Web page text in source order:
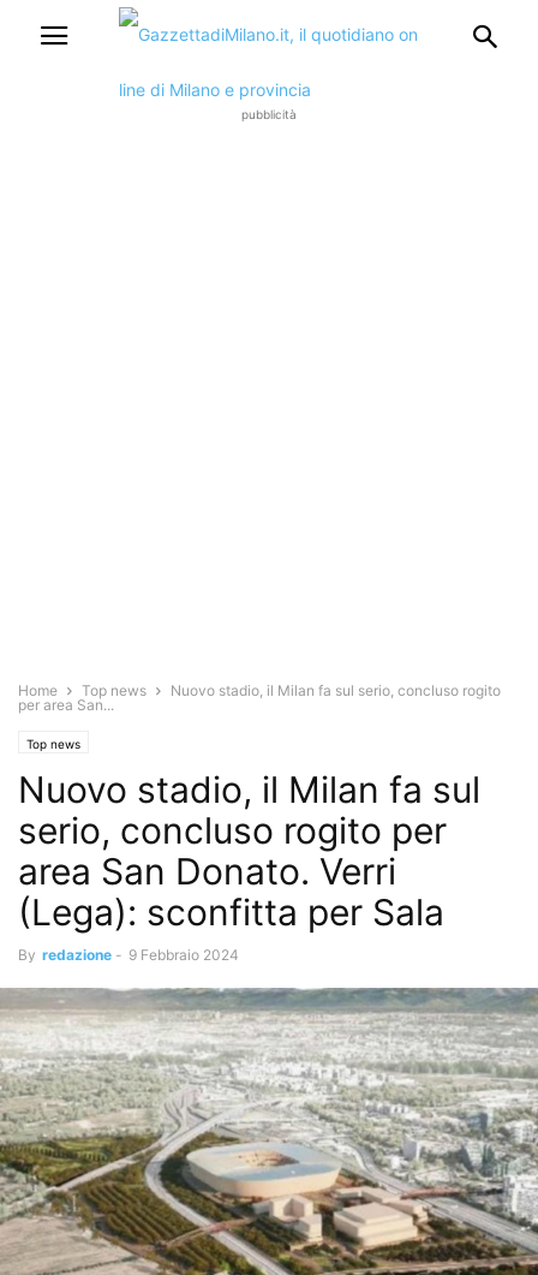
pubblicità
Home Top news
Nuovo stadio, il Milan fa sul serio, concluso rogito
per area San...
Top news
Nuovo stadio, il Milan fa sul
serio, concluso rogito per
area San Donato. Verri
(Lega): sconfitta per Sala
By redazione - 9 Febbraio 2024